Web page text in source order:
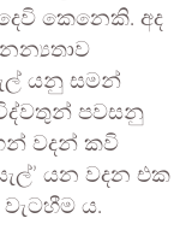
කෙනෙකි. අද
යනු සමන්
පවසනු
වදන් කවි
යන වදන එක
ය.